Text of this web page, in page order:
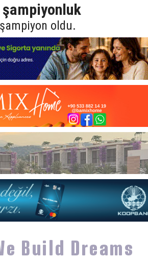
şampiyonluk
oldu.